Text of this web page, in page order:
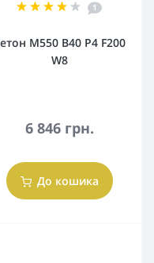
1
М550 В40 Р4 F200
W8
6 846 грн.
До кошика